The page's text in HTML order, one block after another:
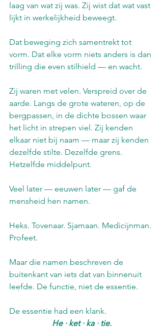
laag van wat zij was. Zij wist dat wat vast
lijkt in werkelijkheid beweegt.
Dat beweging zich samentrekt tot
vorm. Dat elke vorm niets anders is dan
trilling die even stilhield — en wacht.
Zij waren met velen. Verspreid over de
aarde. Langs de grote wateren, op de
bergpassen, in de dichte bossen waar
het licht in strepen viel. Zij kenden
elkaar niet bij naam — maar zij kenden
dezelfde stilte. Dezelfde grens.
Hetzelfde middelpunt.
Veel later — eeuwen later — gaf de
mensheid hen namen.
Heks. Tovenaar. Sjamaan. Medicijnman.
Profeet.
Maar die namen beschreven de
buitenkant van iets dat van binnenuit
leefde. De functie, niet de essentie.
De essentie had een klank.
He · ket · ka · tie.